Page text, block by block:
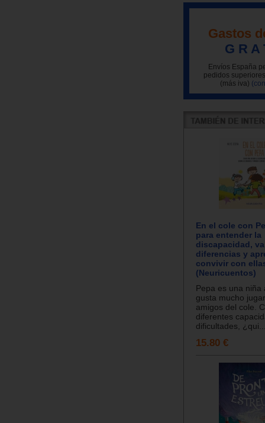
Gastos
G R A
Envíos España
pedidos
(más iva)
En el cole con
para entender la
discapacidad,
diferencias y
convivir con
(Neuricuentos)
Pepa es una niña
gusta mucho
amigos del cole.
diferentes
dificultades,
15.80 €